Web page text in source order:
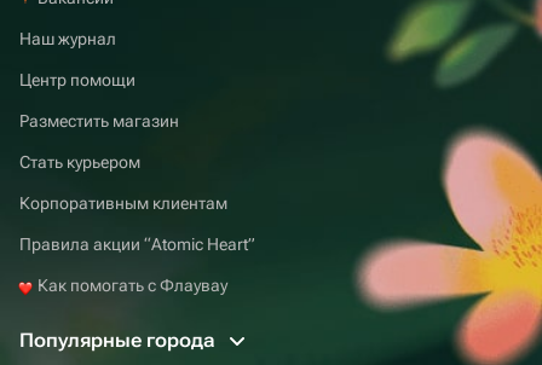
Наш журнал
Центр помощи
Разместить магазин
Стать курьером
Корпоративным клиентам
Правила акции “Atomic Heart”
Как помогать с Флаувау
Популярные города